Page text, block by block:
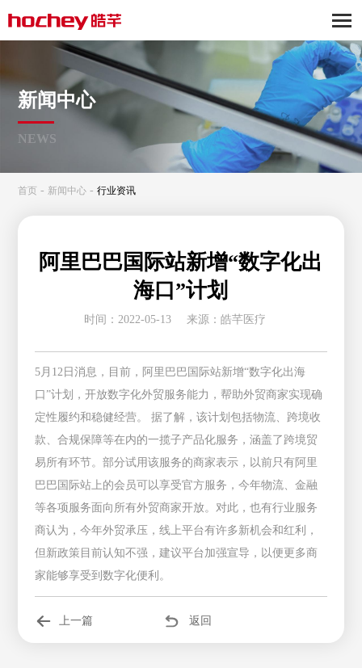
新闻中心
NEWS
首页 - 新闻中心 -行业资讯
阿里巴巴国际站新增“数字化出
海口”计划
时间：2022-05-13 来源：皓芊医疗
5月12日消息，目前，阿里巴巴国际站新增“数字化出海
口”计划，开放数字化外贸服务能力，帮助外贸商家实现确
定性履约和稳健经营。 据了解，该计划包括物流、跨境收
款、合规保障等在内的一揽子产品化服务，涵盖了跨境贸
易所有环节。部分试用该服务的商家表示，以前只有阿里
巴巴国际站上的会员可以享受官方服务，今年物流、金融
等各项服务面向所有外贸商家开放。对此，也有行业服务
商认为，今年外贸承压，线上平台有许多新机会和红利，
但新政策目前认知不强，建议平台加强宣导，以便更多商
家能够享受到数字化便利。
上一篇 返回